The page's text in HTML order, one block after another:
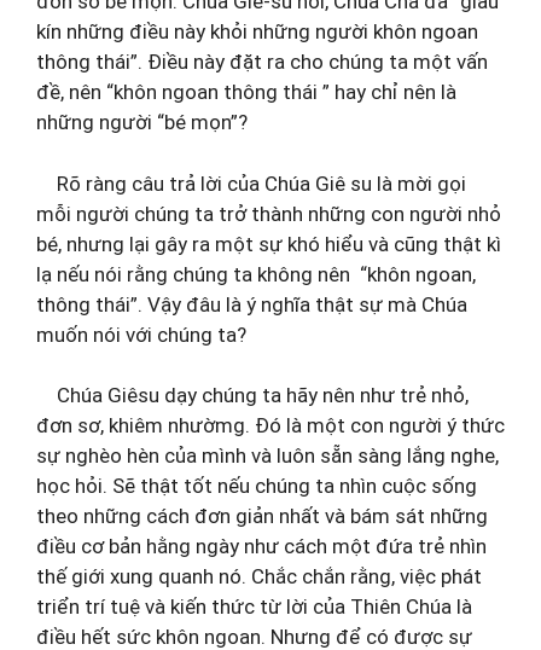
kín những điều này khỏi những người khôn ngoan
thông thái”. Điều này đặt ra cho chúng ta một vấn
đề, nên “khôn ngoan thông thái ” hay chỉ nên là
những người “bé mọn”?
Rõ ràng câu trả lời của Chúa Giê su là mời gọi
mỗi người chúng ta trở thành những con người nhỏ
bé, nhưng lại gây ra một sự khó hiểu và cũng thật kì
lạ nếu nói rằng chúng ta không nên “khôn ngoan,
thông thái”. Vậy đâu là ý nghĩa thật sự mà Chúa
muốn nói với chúng ta?
Chúa Giêsu dạy chúng ta hãy nên như trẻ nhỏ,
đơn sơ, khiêm nhườmg. Đó là một con người ý thức
sự nghèo hèn của mình và luôn sẵn sàng lắng nghe,
học hỏi. Sẽ thật tốt nếu chúng ta nhìn cuộc sống
theo những cách đơn giản nhất và bám sát những
điều cơ bản hằng ngày như cách một đứa trẻ nhìn
thế giới xung quanh nó. Chắc chắn rằng, việc phát
triển trí tuệ và kiến thức từ lời của Thiên Chúa là
điều hết sức khôn ngoan. Nhưng để có được sự